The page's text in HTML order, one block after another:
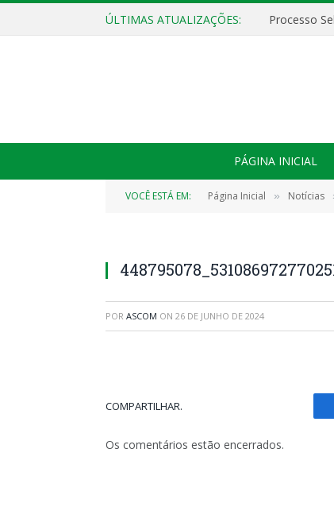
ÚLTIMAS ATUALIZAÇÕES:
PÁGINA INICIAL
VOCÊ ESTÁ EM: Página Inicial » Notícias
POR ASCOM ON 26 DE JUNHO DE 2024
COMPARTILHAR.
Os comentários estão encerrados.